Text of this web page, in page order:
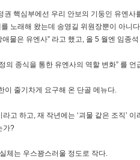
핵심부에선 우리 안보의 기둥인 유엔
노래해 왔는데 송영길 위원장뿐이 아니
물은 유엔사” 라고 했고, 올 5 월엔 임종
의 종식을 통한 유엔사의 역할 변화” 를 언
이 줄기차게 요구해 온 단골 메뉴다.
고 하고, 재 작년에는 ‘괴물 같은 조직’ 이
가?
체는 우스꽝스러울 정도로 작다.